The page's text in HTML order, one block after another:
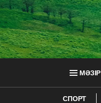
МӘЗІР
СПОРТ